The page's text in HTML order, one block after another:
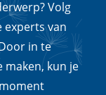
Volg
experts van
in te
maken, kun je